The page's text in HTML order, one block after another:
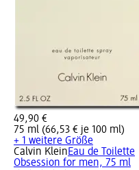
49,90 €
75 ml (66,53 € je 100 ml)
+ 1 weitere Größe
Calvin KleinEau de Toilette
Obsession for men, 75 ml